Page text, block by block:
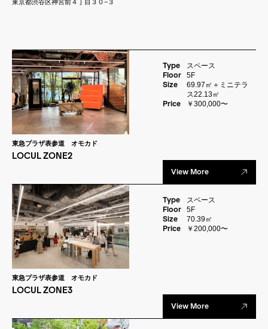
東京都渋谷区神宮前４丁目３０−３
東急プラザ表参道 オモカド
LOCUL ZONE2
Type
スペース
Floor
5F
Size
69.97㎡＋ミニテラ
ス22.13㎡
Price
￥300,000〜
View More
東急プラザ表参道 オモカド
LOCUL ZONE3
Type
スペース
Floor
5F
Size
70.39㎡
Price
￥200,000〜
View More